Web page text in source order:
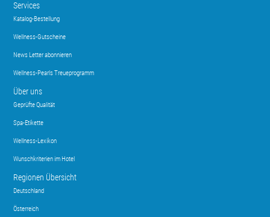
Services
Katalog-Bestellung
Wellness-Gutscheine
News Letter abonnieren
Wellness-Pearls Treueprogramm
Über uns
Geprüfte Qualität
Spa-Etikette
Wellness-Lexikon
Wunschkriterien im Hotel
Regionen Übersicht
Deutschland
Österreich